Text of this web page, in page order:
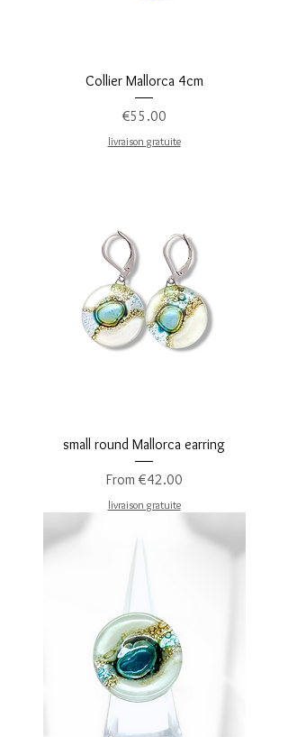
Collier Mallorca 4cm
Price
€55.00
livraison gratuite
small round Mallorca earring
From €42.00
Sale Price
livraison gratuite